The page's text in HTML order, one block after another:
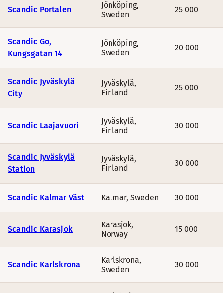
Scandic Portalen Jönköping,
Sweden
25 000
Scandic Go,
Kungsgatan 14
Jönköping,
Sweden
20 000
Scandic Jyväskylä
City
Jyväskylä,
Finland
25 000
Scandic Laajavuori Jyväskylä,
Finland
30 000
Scandic Jyväskylä
Station
Jyväskylä,
Finland
30 000
Scandic Kalmar Väst Kalmar, Sweden 30 000
Scandic Karasjok Karasjok,
Norway
15 000
Scandic Karlskrona Karlskrona,
Sweden
30 000